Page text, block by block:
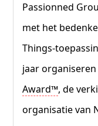
Passionned
met het
Things-
jaar
Award™, de
organisatie van